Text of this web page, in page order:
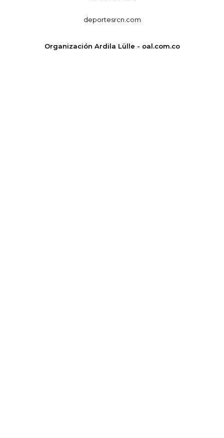
deportesrcn.com
Organización Ardila Lülle - oal.com.co